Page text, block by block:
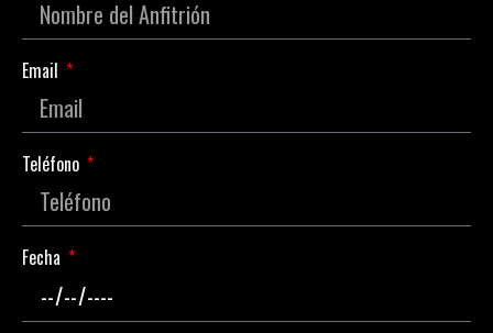
Email
Teléfono
Fecha